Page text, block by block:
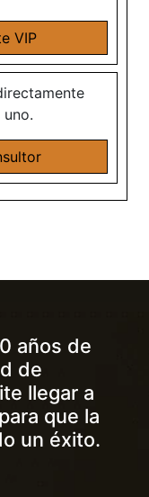
VIP
años de
de
llegar a
que la
un éxito.